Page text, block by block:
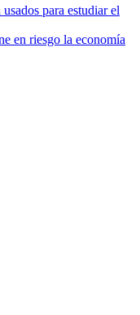
para estudiar el
en riesgo la economía